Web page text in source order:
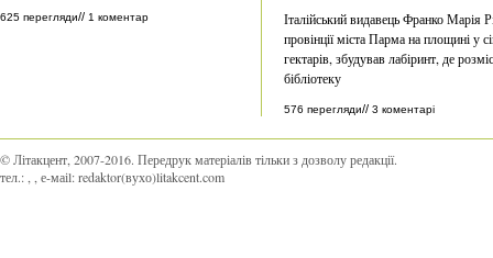
625 перегляди// 1 коментар
Італійський видавець Франко Марія
провінції міста Парма на площині у
гектарів, збудував лабіринт, де
бібліотеку
576 перегляди// 3 коментарі
© Літакцент, 2007-2016. Передрук матеріалів тільки з дозволу редакції.
тел.:
, е-маіl:redaktor(вухо)litakcent.com